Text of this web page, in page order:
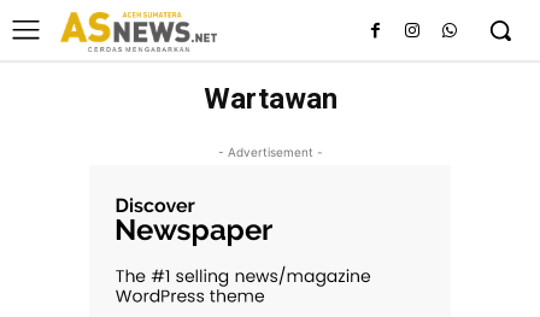
Wartawan
- Advertisement -